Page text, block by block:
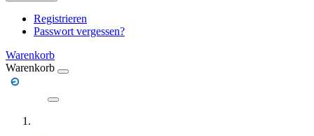
Registrieren
Passwort vergessen?
Warenkorb
Warenkorb